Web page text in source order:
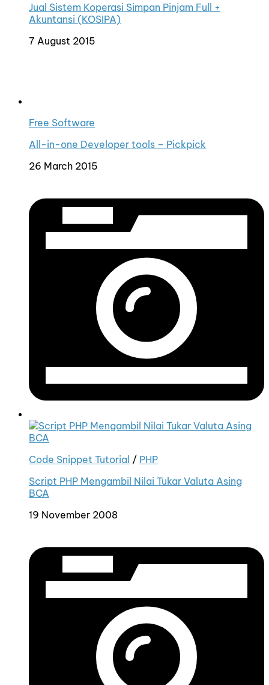
Jual Sistem Koperasi Simpan Pinjam Full +
Akuntansi (KOSIPA)
7 August 2015
Free Software
All-in-one Developer tools – Pickpick
26 March 2015
Code Snippet Tutorial / PHP
Script PHP Mengambil Nilai Tukar Valuta Asing
BCA
19 November 2008